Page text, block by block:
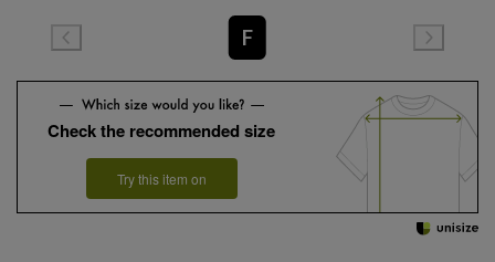
F
Check the recommended size
Try this item on